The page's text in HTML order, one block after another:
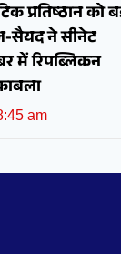
प्रतिष्ठान को
ने सीनेट
में रिपब्लिकन
am